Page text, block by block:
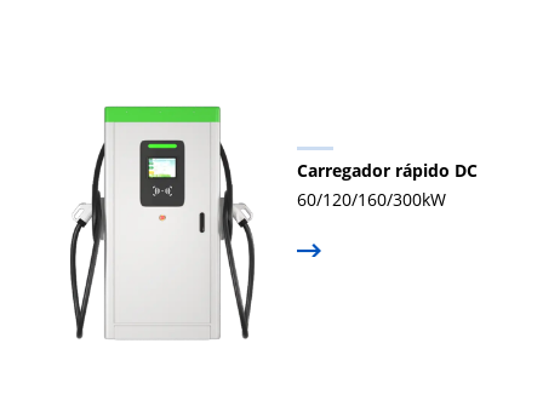
Carregador rápido DC
60/120/160/300kW